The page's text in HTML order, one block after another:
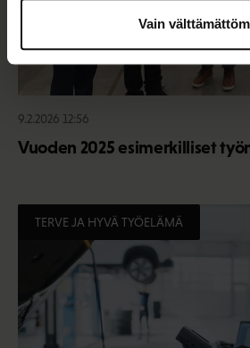
Vain
9.2.2026 12:56
Vuoden 2025 esimerkilliset
TERVE JA HYVÄ TYÖELÄMÄ